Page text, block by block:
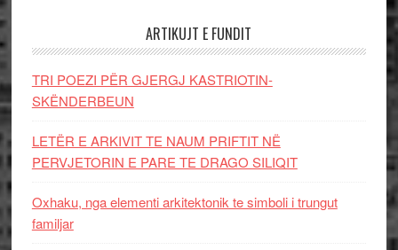
ARTIKUJT E FUNDIT
TRI POEZI PËR GJERGJ KASTRIOTIN-
SKËNDERBEUN
LETËR E ARKIVIT TE NAUM PRIFTIT NË
PERVJETORIN E PARE TE DRAGO SILIQIT
Oxhaku, nga elementi arkitektonik te simboli i trungut
familjar